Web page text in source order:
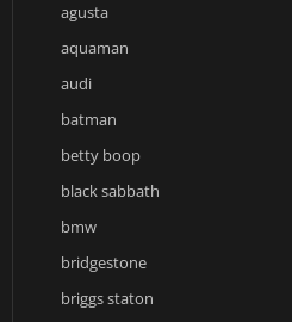
agusta
aquaman
audi
batman
betty boop
black sabbath
bmw
bridgestone
briggs staton